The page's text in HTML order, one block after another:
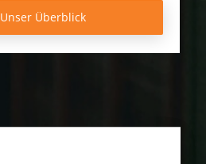
Unser Überblick